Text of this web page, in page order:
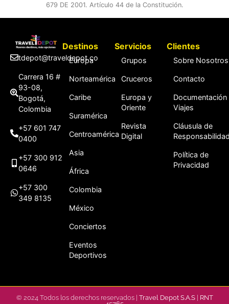
679 DE 2001. Artículo 44 de la Constitución.
tdepot@traveldepot.co
Carrera 16 #
93-08,
Bogotá,
Colombia
+57 601 747
0400
+57 300 912
0646
+57 300
349 8135
Destinos
Europa
Norteamérica
Caribe
Suramérica
Centroamérica
Asia
África
Colombia
México
Conciertos
Eventos
Deportivos
Servicios
Grupos
Cruceros
Europa y
Oriente
Revista
Digital
Clientes
Sobre Nosotros
Contacto
Documentación
Viajes
Cláusula de
Política de
Privacidad
© 2024 Todos los derechos reservados | Travel Depot S.A.S| RNT